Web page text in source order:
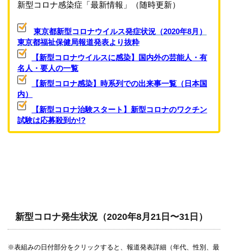
新型コロナ感染症「最新情報」（随時更新）
東京都新型コロナウイルス発症状況（2020年8月）
東京都福祉保健局報道発表より抜粋
【新型コロナウイルスに感染】国内外の芸能人・有
名人・要人の一覧
【新型コロナ感染】時系列での出来事一覧（日本国
内）
【新型コロナ治験スタート】新型コロナのワクチン
試験は応募殺到か!?
新型コロナ発生状況（2020年8月21日〜31日）
※表組みの日付部分をクリックすると、報道発表詳細（年代、性別、最